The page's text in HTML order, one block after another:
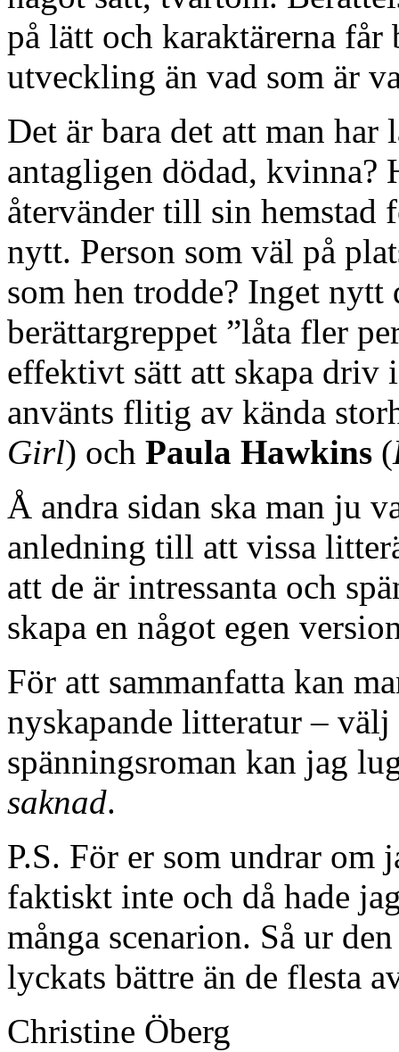
på lätt och karaktärerna får
utveckling än vad som är
Det är bara det att man
antagligen dödad, kvinna?
återvänder till sin hemstad
nytt. Person som väl på
som hen trodde? Inget
berättargreppet ”låta fler
effektivt sätt att skapa driv
använts flitig av kända
Girl) och Paula Hawkins (
Å andra sidan ska man ju
anledning till att vissa
att de är intressanta och
skapa en något egen
För att sammanfatta kan
nyskapande litteratur –
spänningsroman kan jag
saknad.
P.S. För er som undrar om
faktiskt inte och då hade
många scenarion. Så ur
lyckats bättre än de flesta
Christine Öberg